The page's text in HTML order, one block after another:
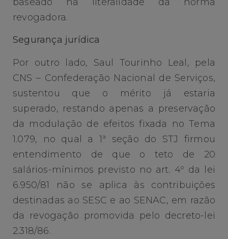
revogadora.
Segurança jurídica
Por outro lado, Saul Tourinho Leal, pela
CNS – Confederação Nacional de Serviços,
sustentou que o mérito já estaria
superado, restando apenas a preservação
da modulação de efeitos fixada no Tema
1.079, no qual a 1ª seção do STJ firmou
entendimento de que o teto de 20
salários-mínimos previsto no art. 4º da lei
6.950/81 não se aplica às contribuições
destinadas ao SESC e ao SENAC, em razão
da revogação promovida pelo decreto-lei
2.318/86.